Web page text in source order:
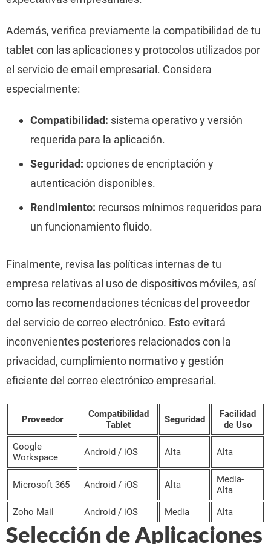
Además, verifica previamente la compatibilidad de tu
tablet con las aplicaciones y protocolos utilizados por
el servicio de email empresarial. Considera
especialmente:
Compatibilidad: sistema operativo y versión
requerida para la aplicación.
Seguridad: opciones de encriptación y
autenticación disponibles.
Rendimiento: recursos mínimos requeridos para
un funcionamiento fluido.
Finalmente, revisa las políticas internas de tu
empresa relativas al uso de dispositivos móviles, así
como las recomendaciones técnicas del proveedor
del servicio de correo electrónico. Esto evitará
inconvenientes posteriores relacionados con la
privacidad, cumplimiento normativo y gestión
eficiente del correo electrónico empresarial.
Proveedor
Compatibilidad
Tablet
Seguridad
Facilidad
de Uso
Google
Workspace
Android / iOS Alta Alta
Microsoft 365 Android / iOS Alta
Media-
Alta
Zoho Mail
Android / iOS Media Alta
Selección de Aplicaciones